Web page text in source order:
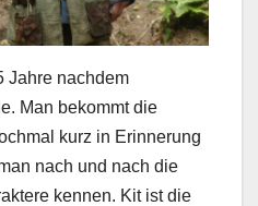
Jahre nachdem
Man bekommt die
kurz in Erinnerung
nach und nach die
kennen. Kit ist die